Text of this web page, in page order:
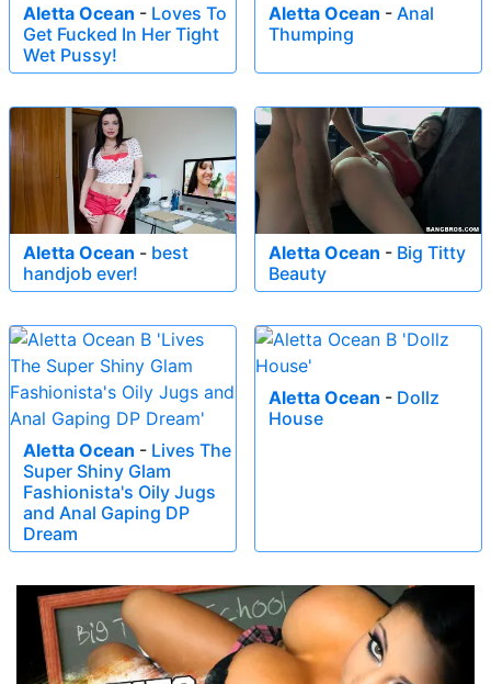
Aletta Ocean - Loves To
Get Fucked In Her Tight
Wet Pussy!
Aletta Ocean - Anal
Thumping
Aletta Ocean - best
handjob ever!
Aletta Ocean - Big Titty
Beauty
Aletta Ocean - Lives The
Super Shiny Glam
Fashionista's Oily Jugs
and Anal Gaping DP
Dream
Aletta Ocean - Dollz
House